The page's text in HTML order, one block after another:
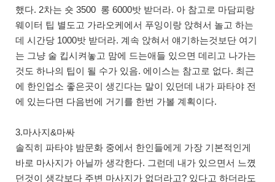
했다. 2차는 숏 3500 롱 6000밧 받더라. 아 참고로 마담피랑
웨이터 팁 별도고 가라오케에서 푸잉이랑 앉혀서 놀고 하는
데 시간당 1000밧 받더라. 계속 앉혀서 얘기하는것보단 여기
는 그냥 술 킵시켜놓고 맘에 드는애들 있으면 데리고 나가는
것도 하나의 팁이 될 수가 있음. 에이스는 참고로 없다. 최근
에 한인업소 좋은곳이 생긴다는 말이 있던데 내가 파타야 전
에 있는다면 다음번에 거기를 한번 가볼 계획이다.
3.마사지&마싸
솔직히 파타야 밤문화 중에서 한인들에게 가장 기본적인게
바로 마사지가 아닐까 생각한다. 그런데 내가 있으면서 느꼈
던것이 생각보다 주변 마사지가 없더라고? 있다고 하더라도